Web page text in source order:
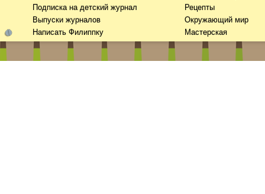
Подписка на детский журнал
Выпуски журналов
Написать Филиппку
Рецепты
Окружающий мир
Мастерская